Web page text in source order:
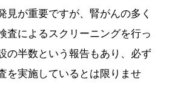
見が重要ですが、腎がんの多く
査によるスクリーニングを行っ
の半数という報告もあり、必ず
を実施しているとは限りませ